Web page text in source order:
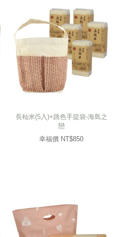
長秈米(5入)+跳色手提袋-海島之
戀
幸福價 NT$850